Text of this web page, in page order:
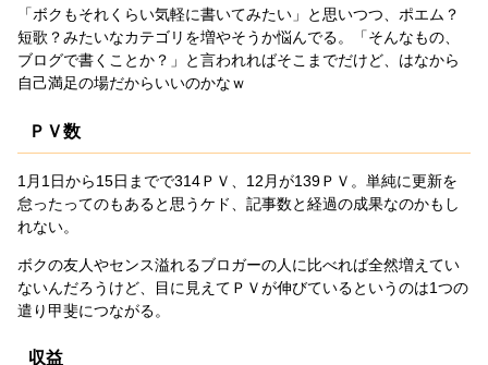
「ボクもそれくらい気軽に書いてみたい」と思いつつ、ポエム？
短歌？みたいなカテゴリを増やそうか悩んでる。「そんなもの、
ブログで書くことか？」と言われればそこまでだけど、はなから
自己満足の場だからいいのかなｗ
ＰＶ数
1月1日から15日までで314ＰＶ、12月が139ＰＶ。単純に更新を
怠ったってのもあると思うケド、記事数と経過の成果なのかもし
れない。
ボクの友人やセンス溢れるブロガーの人に比べれば全然増えてい
ないんだろうけど、目に見えてＰＶが伸びているというのは1つの
遣り甲斐につながる。
収益